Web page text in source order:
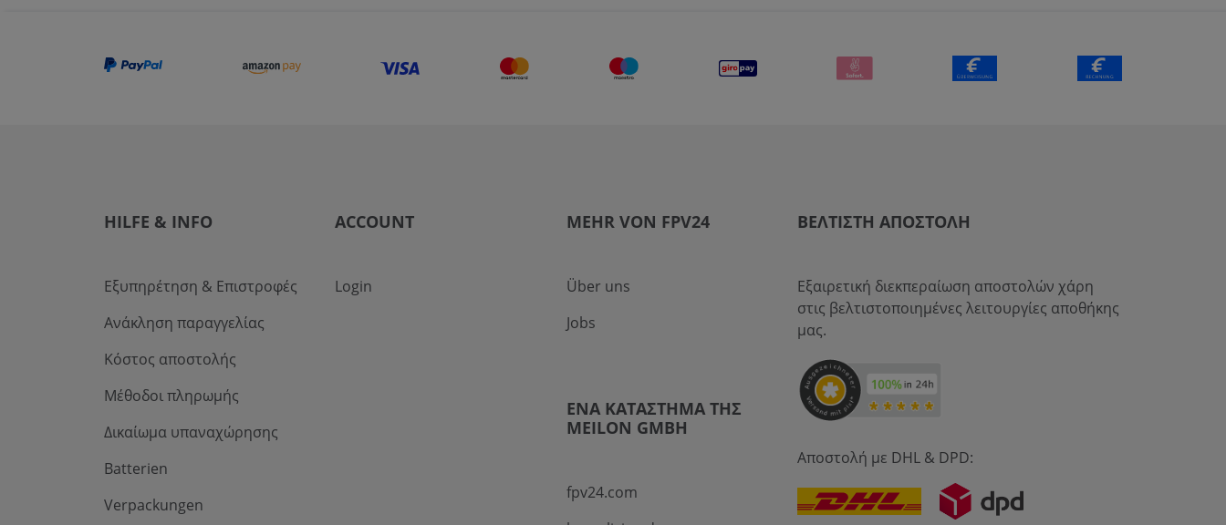
HILFE & INFO
Εξυπηρέτηση & Επιστροφές
Ανάκληση παραγγελίας
Κόστος αποστολής
Μέθοδοι πληρωμής
Δικαίωμα υπαναχώρησης
Batterien
Verpackungen
ACCOUNT
Login
MEHR VON FPV24
Über uns
Jobs
ΈΝΑ ΚΑΤΆΣΤΗΜΑ ΤΗΣ
MEILON GMBH
fpv24.com
ΒΈΛΤΙΣΤΗ ΑΠΟΣΤΟΛΉ
Εξαιρετική διεκπεραίωση αποστολών χάρη
στις βελτιστοποιημένες λειτουργίες αποθήκης
μας.
Αποστολή με DHL & DPD: